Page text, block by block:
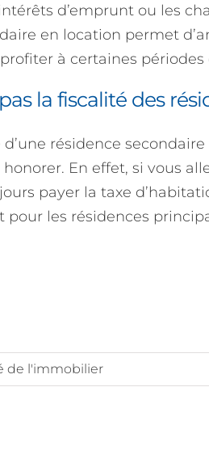
d’emprunt ou les
en location permet
à certaines périodes
la fiscalité des
résidence
En effet, si vous
payer la taxe
pour les résidences
de l'immobilier